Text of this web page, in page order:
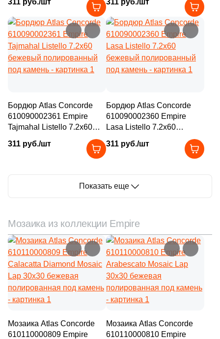
полированный под камень
311 руб./шт
камень
311 руб./шт
Бордюр Atlas Concorde
610090002361 Empire
Tajmahal Listello 7.2x60
бежевый полированный
под камень
311 руб./шт
Бордюр Atlas Concorde
610090002360 Empire
Lasa Listello 7.2x60
бежевый полированный
под камень
311 руб./шт
Показать еще
Мозаика из коллекции Empire
Мозаика Atlas Concorde
610110000809 Empire
Мозаика Atlas Concorde
610110000810 Empire